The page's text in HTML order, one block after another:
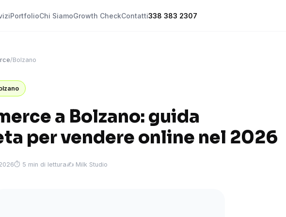
PortfolioChi SiamoGrowth CheckContatti338 383 2307
/Bolzano
a Bolzano: guida
per vendere online nel 2026
⏱ 5 min di lettura✍️ Milk Studio